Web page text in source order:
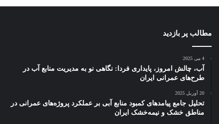
مطالب پر بازدید
4 می 2025
آب، چالش امروز، پایداری فردا: نگاهی نو به مدیریت منابع آب در
طرح‌های عمرانی ایران
20 آوریل 2025
تحلیل جامع پیامدهای کمبود منابع آبی بر عملکرد پروژه‌های عمرانی در
مناطق خشک و نیمه‌خشک ایران